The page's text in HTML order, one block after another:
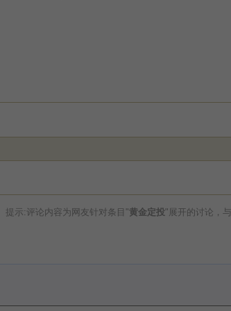
提示:评论内容为网友针对条目"黄金定投"展开的讨论，